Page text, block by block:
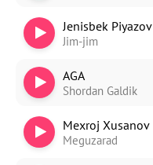
Jenisbek Piyazov
Jim-jim
AGA
Shordan Galdik
Mexroj Xusanov
Meguzarad